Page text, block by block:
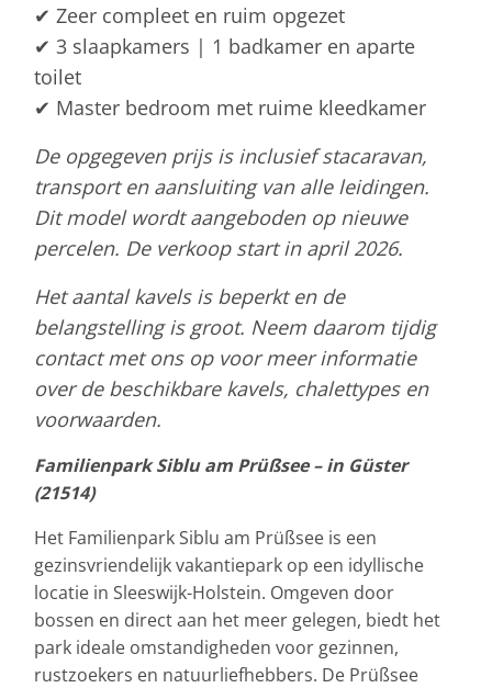
✔ Zeer compleet en ruim opgezet
✔ 3 slaapkamers | 1 badkamer en aparte
toilet
✔ Master bedroom met ruime kleedkamer
De opgegeven prijs is inclusief stacaravan,
transport en aansluiting van alle leidingen.
Dit model wordt aangeboden op nieuwe
percelen. De verkoop start in april 2026.
Het aantal kavels is beperkt en de
belangstelling is groot. Neem daarom tijdig
contact met ons op voor meer informatie
over de beschikbare kavels, chalettypes en
voorwaarden.
Familienpark Siblu am Prüßsee – in Güster
(21514)
Het Familienpark Siblu am Prüßsee is een
gezinsvriendelijk vakantiepark op een idyllische
locatie in Sleeswijk-Holstein. Omgeven door
bossen en direct aan het meer gelegen, biedt het
park ideale omstandigheden voor gezinnen,
rustzoekers en natuurliefhebbers. De Prüßsee